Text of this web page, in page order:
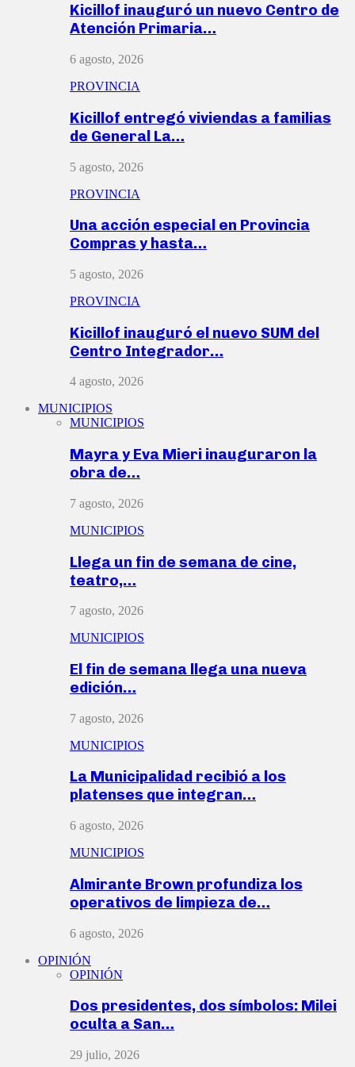
Kicillof inauguró un nuevo Centro de
Atención Primaria…
6 agosto, 2026
PROVINCIA
Kicillof entregó viviendas a familias
de General La…
5 agosto, 2026
PROVINCIA
Una acción especial en Provincia
Compras y hasta…
5 agosto, 2026
PROVINCIA
Kicillof inauguró el nuevo SUM del
Centro Integrador…
4 agosto, 2026
MUNICIPIOS
MUNICIPIOS
Mayra y Eva Mieri inauguraron la
obra de…
7 agosto, 2026
MUNICIPIOS
Llega un fin de semana de cine,
teatro,…
7 agosto, 2026
MUNICIPIOS
El fin de semana llega una nueva
edición…
7 agosto, 2026
MUNICIPIOS
La Municipalidad recibió a los
platenses que integran…
6 agosto, 2026
MUNICIPIOS
Almirante Brown profundiza los
operativos de limpieza de…
6 agosto, 2026
OPINIÓN
OPINIÓN
Dos presidentes, dos símbolos: Milei
oculta a San…
29 julio, 2026